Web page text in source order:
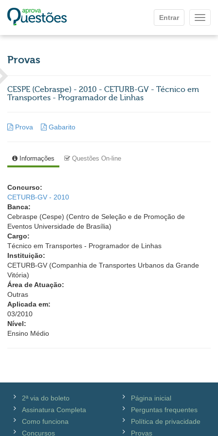
Entrar
Provas
CESPE (Cebraspe) - 2010 - CETURB-GV - Técnico em
Transportes - Programador de Linhas
Prova Gabarito
Informações Questões On-line
Concurso:
CETURB-GV - 2010
Banca:
Cebraspe (Cespe) (Centro de Seleção e de Promoção de
Eventos Universidade de Brasília)
Cargo:
Técnico em Transportes - Programador de Linhas
Instituição:
CETURB-GV (Companhia de Transportes Urbanos da Grande
Vitória)
Área de Atuação:
Outras
Aplicada em:
03/2010
Nível:
Ensino Médio
2ª via do boleto
Assinatura Completa
Como funciona
Concursos
Página inicial
Perguntas frequentes
Política de privacidade
Provas